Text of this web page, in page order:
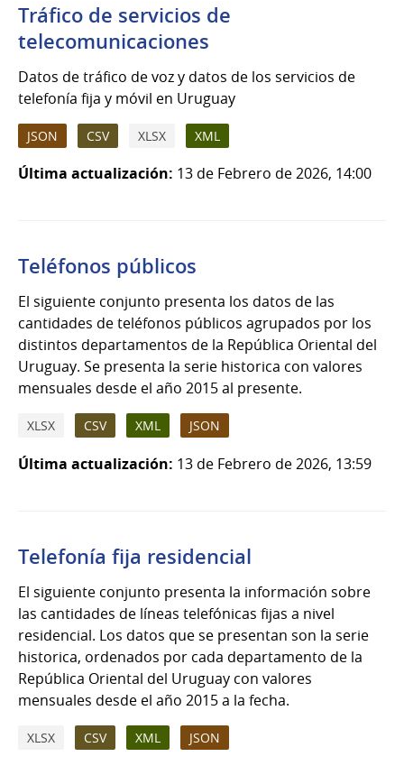
Tráfico de servicios de
telecomunicaciones
Datos de tráfico de voz y datos de los servicios de
telefonía fija y móvil en Uruguay
JSON CSV XLSX XML
Última actualización: 13 de Febrero de 2026, 14:00
Teléfonos públicos
El siguiente conjunto presenta los datos de las
cantidades de teléfonos públicos agrupados por los
distintos departamentos de la República Oriental del
Uruguay. Se presenta la serie historica con valores
mensuales desde el año 2015 al presente.
XLSX CSV XML JSON
Última actualización: 13 de Febrero de 2026, 13:59
Telefonía fija residencial
El siguiente conjunto presenta la información sobre
las cantidades de líneas telefónicas fijas a nivel
residencial. Los datos que se presentan son la serie
historica, ordenados por cada departamento de la
República Oriental del Uruguay con valores
mensuales desde el año 2015 a la fecha.
XLSX CSV XML JSON